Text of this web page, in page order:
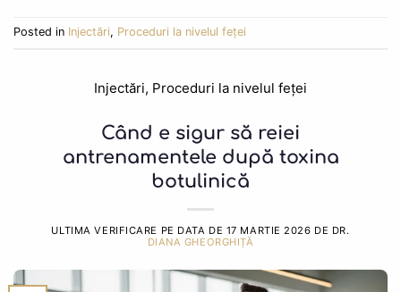
Posted in Injectări, Proceduri la nivelul feței
Injectări, Proceduri la nivelul feței
Când e sigur să reiei
antrenamentele după toxina
botulinică
ULTIMA VERIFICARE PE DATA DE 17 MARTIE 2026 DE DR.
DIANA GHEORGHIȚĂ